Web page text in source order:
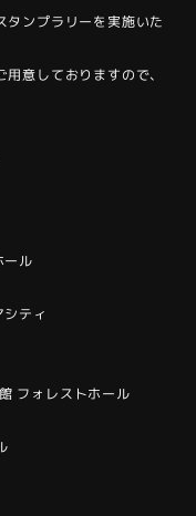
タンプラリーを実施いた
意しておりますので、
ル
ティ
フォレストホール